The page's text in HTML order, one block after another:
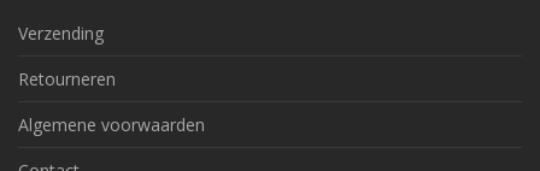
Verzending
Retourneren
Algemene voorwaarden